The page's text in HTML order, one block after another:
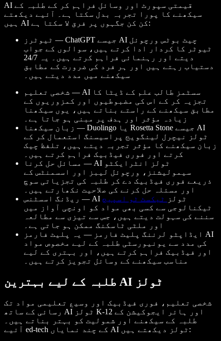
AI قیمتی سپورٹ اور وسائل فراہم کر کے طلبہ کے
سیکھنے کا پورا تجربہ بدل سکتا ہے۔ آئیے دیکھتے
ہیں AI کن کن جگہوں پر فرق لا سکتا ہے:
ٹیوٹرز — ChatGPT جیسے AI چیٹ بوٹس ورچوئل
ٹیوٹر کا کردار ادا کرتے ہیں، سوالوں کے جواب
دیتے اور رہنمائی فراہم کرتے ہیں۔ یہ 24/7
دستیاب رہتے ہیں اور ہر فرد کی ضرورت کے مطابق
سیکھنے میں مدد دیتے ہیں۔
شخصی تعلیم — AI سسٹمز طالب علم کے ڈیٹا کا
تجزیہ کر کے اس کی مضبوطیوں اور کمزوریوں کے
مطابق سیکھنے کے راستے بناتے ہیں، یوں سیکھنا
زیادہ مؤثر اور ہدف پر مبنی ہو جاتا ہے۔
زبان سیکھنا — Duolingo یا Rosetta Stone جیسے AI
ٹولز نیچرل لینگویج پراسیسنگ استعمال کر کے
زبان سیکھنے کا مؤثر تجربہ دیتے ہیں، تلفظ چیک
کرتے اور فوری فیڈبیک فراہم کرتے ہیں۔
مسائل حل کرنا — AI ٹولز انٹرایکٹو
سیمولیشنز، ورچوئل لیبز اور اسسمنٹس کے
ذریعے فوری فیڈبیک دے کر طلبہ کی تجزیاتی سوچ
اور مسئلہ حل کرنے کی صلاحیت نکھارتے ہیں۔
ریڈنگ اسسٹنس — AI ٹولز
ٹیکسٹ ٹو اسپیچ
ٹیکنالوجی سے کسی بھی مواد کو اونچی آواز میں
سننے کی سہولت دیتے ہیں، جس سے تیزی سے مطالعہ
اور ملٹی ٹاسکنگ ممکن ہو جاتی ہے۔
ایڈاپٹو لرننگ پلیٹ فارمز — یہ پلیٹ فارمز AI
کی مدد سے یونیورسٹی طلبہ کے لیے مخصوص مواد
اور فیڈبیک فراہم کرتے ہیں، اور بہتری کے لیے
مناسب سیکھنے کے وسائل تجویز کرتے ہیں۔
طلبہ کے لیے بہترین AI ٹولز
شخصی تعلیم، فوری فیڈبیک اور وسیع تعلیمی مواد تک
رسائی کے ساتھ AI ٹولز K-12 اور ہائر ایجوکیشن کے
طلبہ کے سیکھنے اور شمولیت کو بہتر بناتے ہیں۔
آئیے ed-tech کے چند نمایاں AI ٹولز دیکھتے ہیں: